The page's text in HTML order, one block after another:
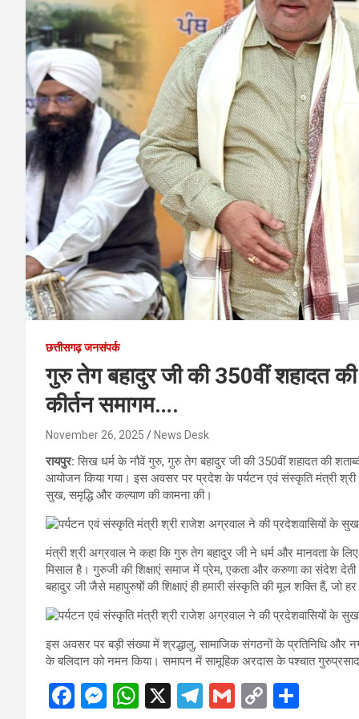
छत्तीसगढ़ जनसंपर्क
गुरु तेग बहादुर जी की 350वीं शहादत की
कीर्तन समागम….
November 26, 2025 News Desk
रायपुर:सिख धर्म के नौवें गुरु, गुरु तेग बहादुर जी की 350वीं शहादत की
आयोजन किया गया। इस अवसर पर प्रदेश के पर्यटन एवं संस्कृति मंत्री
सुख, समृद्धि और कल्याण की कामना की।
मंत्री श्री अग्रवाल ने कहा कि गुरु तेग बहादुर जी ने धर्म और मानवता के लिए
मिसाल है। गुरुजी की शिक्षाएं समाज में प्रेम, एकता और करुणा का संदेश
बहादुर जी जैसे महापुरुषों की शिक्षाएं ही हमारी संस्कृति की मूल शक्ति हैं, जो
इस अवसर पर बड़ी संख्या में श्रद्धालु, सामाजिक संगठनों के प्रतिनिधि और
के बलिदान को नमन किया। समापन में सामूहिक अरदास के पश्चात गुरुप्रसाद
F
M W X
T
G
C